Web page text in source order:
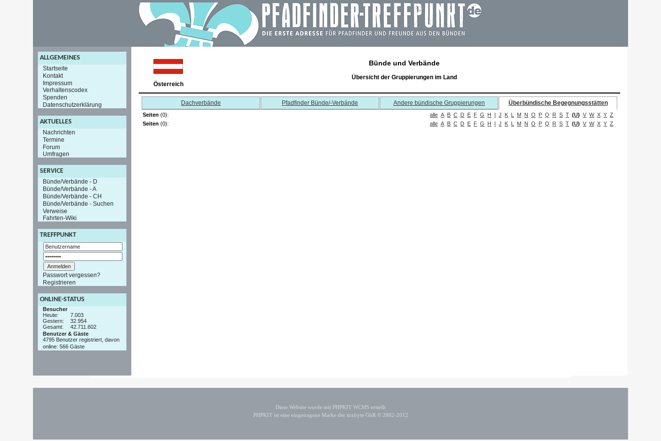
ALLGEMEINES
Startseite
Kontakt
Impressum
Verhaltenscodex
Spenden
Datenschutzerklärung
AKTUELLES
Nachrichten
Termine
Forum
Umfragen
SERVICE
Bünde/Verbände - D
Bünde/Verbände - A
Bünde/Verbände - CH
Bünde/Verbände - Suchen
Verweise
Fahrten-Wiki
TREFFPUNKT
Passwort vergessen?
Registrieren
ONLINE-STATUS
Besucher
Heute:
7.003
Gestern:
32.954
Gesamt:
42.711.602
Benutzer & Gäste
4795 Benutzer registriert, davon
online: 566 Gäste
Österreich
Bünde und Verbände
Übersicht der Gruppierungen im Land
Dachverbände Pfadfinder Bünde/-Verbände Andere bündische Gruppierungen Überbündische Begegnungsstätten
Seiten (0): alle A B C D E F G H I J K L M N O P Q R S T (U) V W X Y Z
Seiten (0): alle A B C D E F G H I J K L M N O P Q R S T (U) V W X Y Z
Diese Website wurde mit PHPKIT WCMS erstellt
PHPKIT ist eine eingetragene Marke der mxbyte GbR © 2002-2012